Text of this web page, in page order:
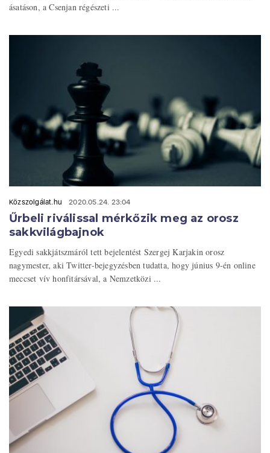
ásatáson, a Csenjan régészeti ...
Közszolgálat.hu 2020.05.24. 23:04
Űrbeli riválissal mérkőzik meg az orosz
sakkvilágbajnok
Egyedi sakkjátszmáról tett bejelentést Szergej Karjakin orosz
nagymester, aki Twitter-bejegyzésben tudatta, hogy június 9-én online
meccset vív honfitársával, a Nemzetközi ...